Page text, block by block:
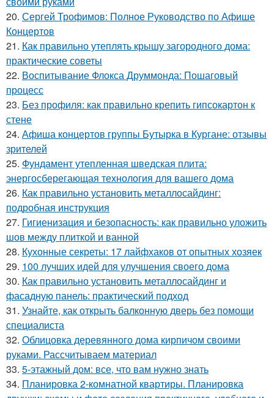
20. Сергей Трофимов: Полное Руководство по Афише
Концертов
21. Как правильно утеплять крышу загородного дома:
практические советы
22. Воспитывание Флокса Друммонда: Пошаговый
процесс
23. Без профиля: как правильно крепить гипсокартон к
стене
24. Афиша концертов группы Бутырка в Кургане: отзывы
зрителей
25. Фундамент утепленная шведская плита:
энергосберегающая технология для вашего дома
26. Как правильно установить металлосайдинг:
подробная инструкция
27. Гигиенизация и безопасность: как правильно уложить
шов между плиткой и ванной
28. Кухонные секреты: 17 лайфхаков от опытных хозяек
29. 100 лучших идей для улучшения своего дома
30. Как правильно установить металлосайдинг и
фасадную панель: практический подход
31. Узнайте, как открыть балконную дверь без помощи
специалиста
32. Облицовка деревянного дома кирпичом своими
руками. Рассчитываем материал
33. 5-этажный дом: все, что вам нужно знать
34. Планировка 2-комнатной квартиры. Планировка